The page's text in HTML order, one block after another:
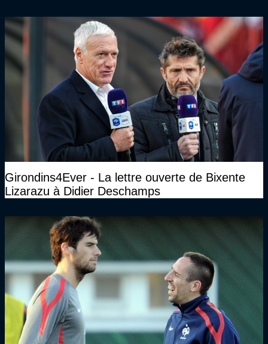
Girondins4Ever - La lettre ouverte de Bixente
Lizarazu à Didier Deschamps